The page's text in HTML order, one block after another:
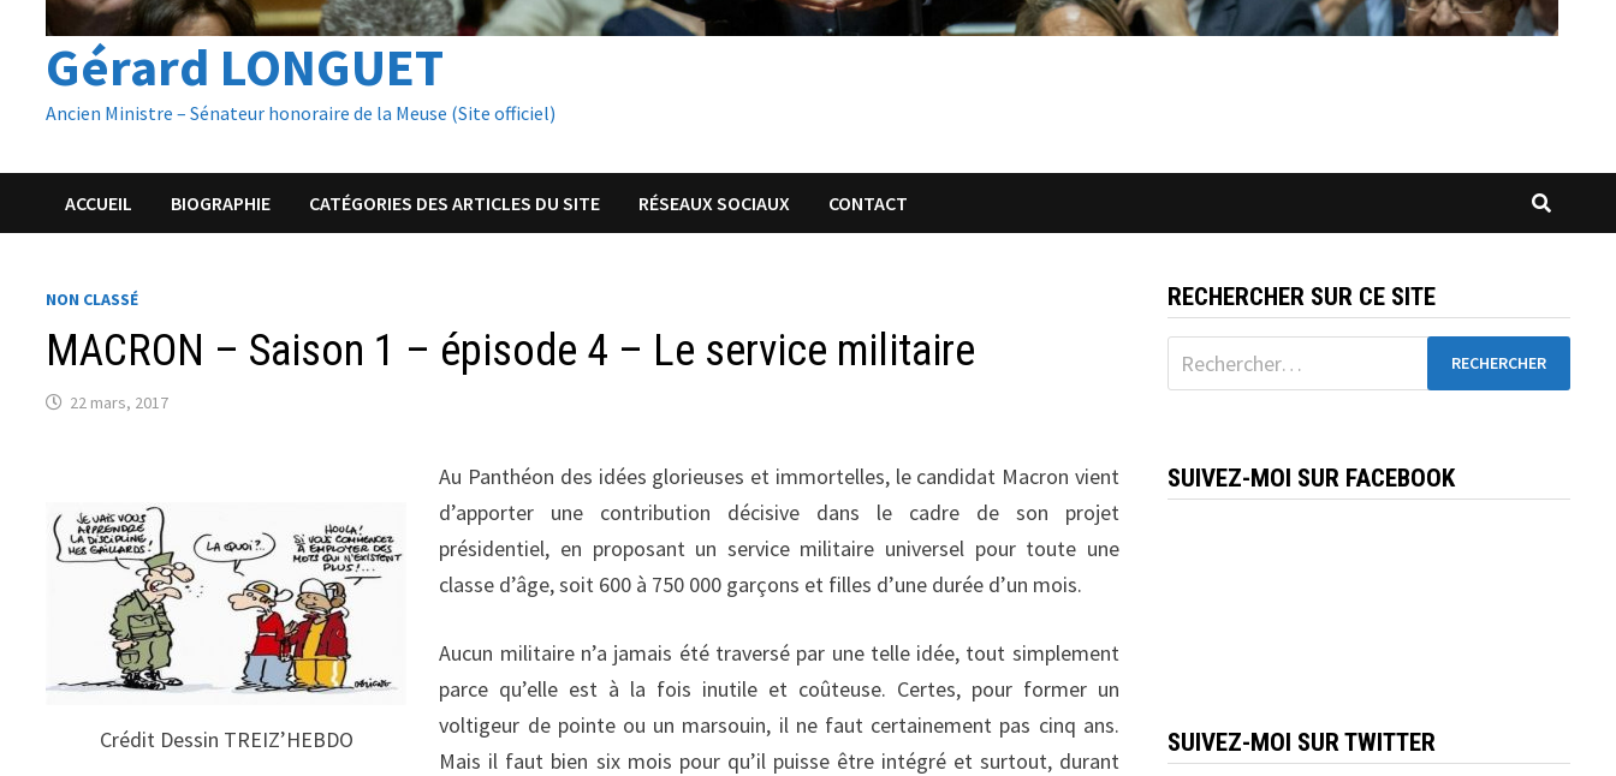
Gérard LONGUET
Ancien Ministre – Sénateur honoraire de la Meuse (Site officiel)
ACCUEIL BIOGRAPHIE CATÉGORIES DES ARTICLES DU SITE RÉSEAUX SOCIAUX CONTACT
NON CLASSÉ
MACRON – Saison 1 – épisode 4 – Le service militaire
22 mars, 2017
Crédit Dessin TREIZ’HEBDO
Au Panthéon des idées glorieuses et immortelles, le candidat Macron vient
d’apporter une contribution décisive dans le cadre de son projet
présidentiel, en proposant un service militaire universel pour toute une
classe d’âge, soit 600 à 750 000 garçons et filles d’une durée d’un mois.
Aucun militaire n’a jamais été traversé par une telle idée, tout simplement
parce qu’elle est à la fois inutile et coûteuse. Certes, pour former un
voltigeur de pointe ou un marsouin, il ne faut certainement pas cinq ans.
Mais il faut bien six mois pour qu’il puisse être intégré et surtout, durant
RECHERCHER SUR CE SITE
Rechercher :
SUIVEZ-MOI SUR FACEBOOK
SUIVEZ-MOI SUR TWITTER